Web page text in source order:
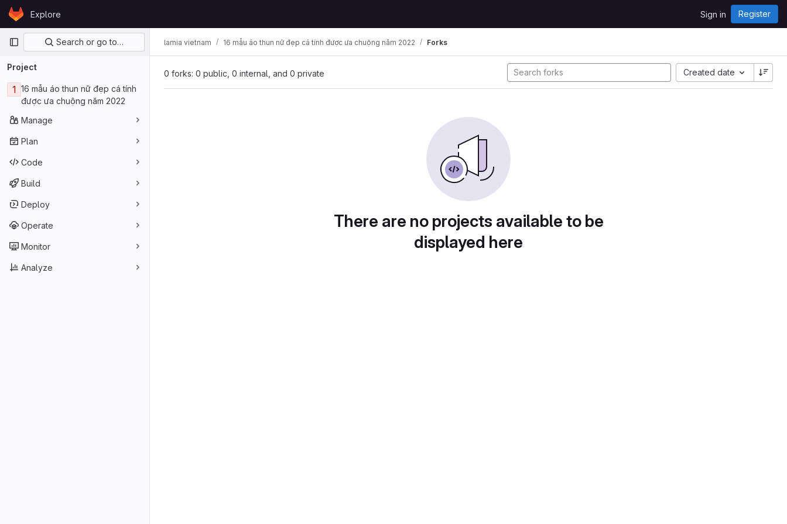
Skip to content
GitLabExplore Sign in Register
Primary navigation
Search or go to…
Project
1 16 mẫu áo thun nữ đẹp cá tính
được ưa chuộng năm 2022
Manage
Plan
Code
Build
Deploy
Operate
Monitor
Analyze
lamia vietnam 16 mẫu áo thun nữ đẹp cá tính được ưa chuộng năm 2022 Forks
0 forks: 0 public, 0 internal, and 0 private Created date
There are no projects available to be
displayed here